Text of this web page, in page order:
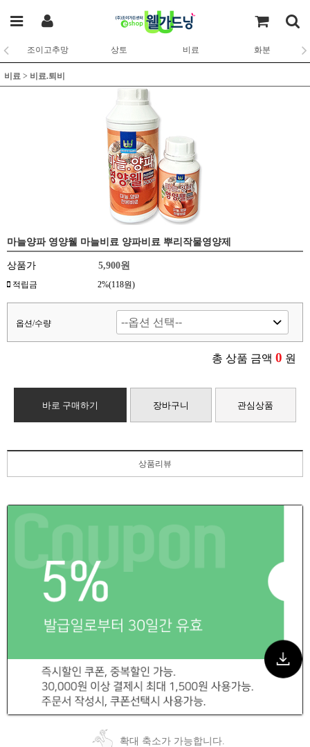
조이고추망 상토 비료 화분
비료 > 비료.퇴비
마늘양파 영양웰 마늘비료 양파비료 뿌리작물영양제
상품가 5,900원
적립금 2%(118원)
옵션/수량
총 상품 금액 0 원
바로 구매하기 장바구니 관심상품
상품리뷰
확대 축소가 가능합니다.